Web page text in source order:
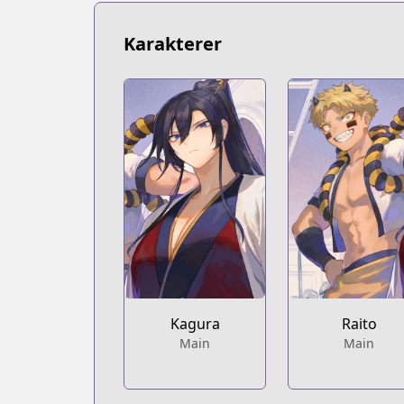
https://www.mangaupdates.com/
Book☆Walker
Karakterer
Kagura
Main
Raito
Main